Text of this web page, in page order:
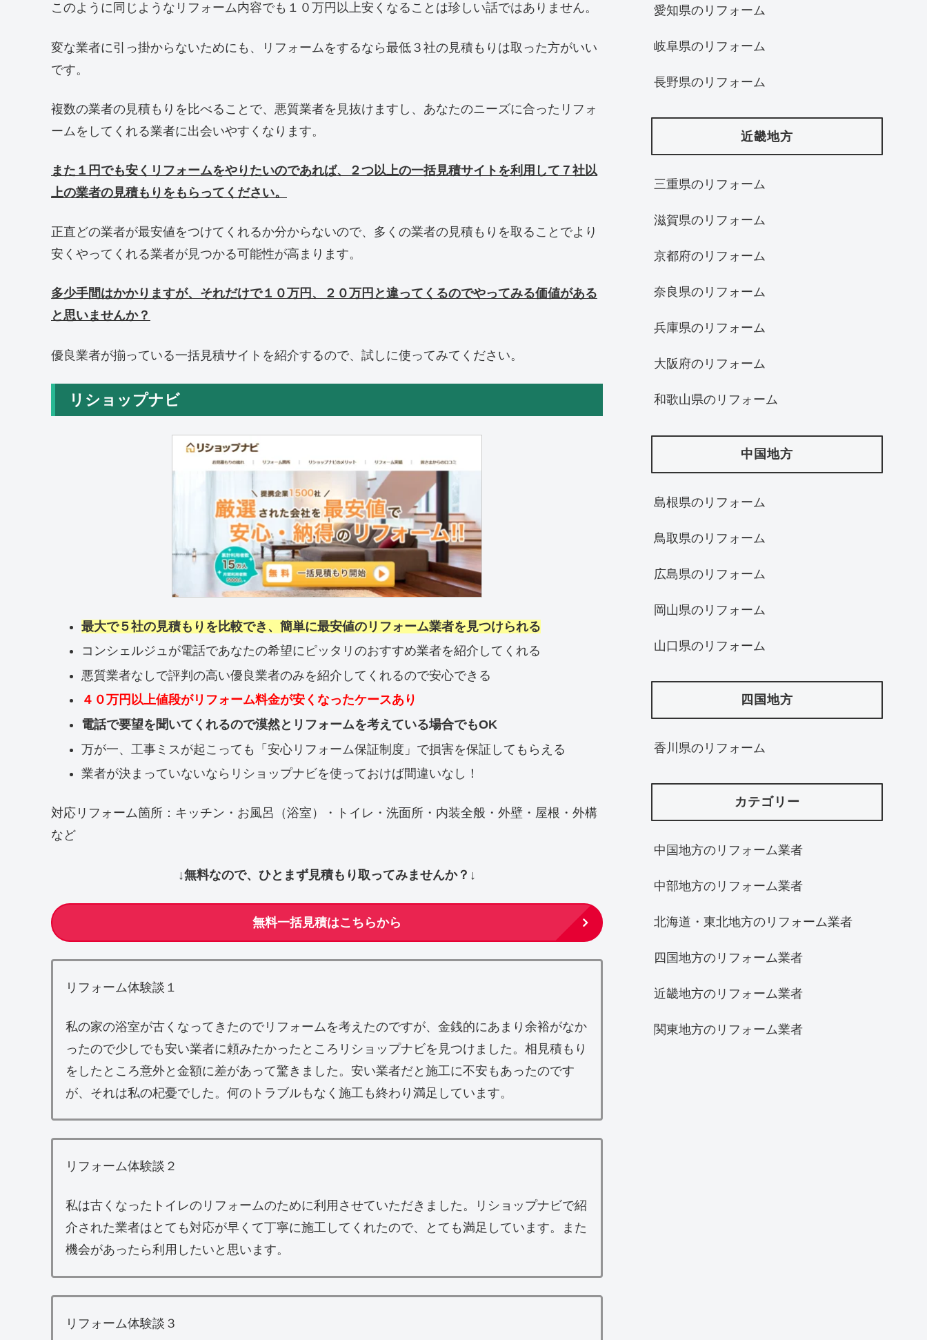
このように同じようなリフォーム内容でも１０万円以上安くなることは珍しい話ではありません。
変な業者に引っ掛からないためにも、リフォームをするなら最低３社の見積もりは取った方がいい
です。
複数の業者の見積もりを比べることで、悪質業者を見抜けますし、あなたのニーズに合ったリフォ
ームをしてくれる業者に出会いやすくなります。
また１円でも安くリフォームをやりたいのであれば、２つ以上の一括見積サイトを利用して７社以
上の業者の見積もりをもらってください。
正直どの業者が最安値をつけてくれるか分からないので、多くの業者の見積もりを取ることでより
安くやってくれる業者が見つかる可能性が高まります。
多少手間はかかりますが、それだけで１０万円、２０万円と違ってくるのでやってみる価値がある
と思いませんか？
優良業者が揃っている一括見積サイトを紹介するので、試しに使ってみてください。
リショップナビ
最大で５社の見積もりを比較でき、簡単に最安値のリフォーム業者を見つけられる
コンシェルジュが電話であなたの希望にピッタリのおすすめ業者を紹介してくれる
悪質業者なしで評判の高い優良業者のみを紹介してくれるので安心できる
４０万円以上値段がリフォーム料金が安くなったケースあり
電話で要望を聞いてくれるので漠然とリフォームを考えている場合でもOK
万が一、工事ミスが起こっても「安心リフォーム保証制度」で損害を保証してもらえる
業者が決まっていないならリショップナビを使っておけば間違いなし！
対応リフォーム箇所：キッチン・お風呂（浴室）・トイレ・洗面所・内装全般・外壁・屋根・外構
など
↓無料なので、ひとまず見積もり取ってみませんか？↓
無料一括見積はこちらから
リフォーム体験談１
私の家の浴室が古くなってきたのでリフォームを考えたのですが、金銭的にあまり余裕がなか
ったので少しでも安い業者に頼みたかったところリショップナビを見つけました。相見積もり
をしたところ意外と金額に差があって驚きました。安い業者だと施工に不安もあったのです
が、それは私の杞憂でした。何のトラブルもなく施工も終わり満足しています。
リフォーム体験談２
私は古くなったトイレのリフォームのために利用させていただきました。リショップナビで紹
介された業者はとても対応が早くて丁寧に施工してくれたので、とても満足しています。また
機会があったら利用したいと思います。
リフォーム体験談３
愛知県のリフォーム
岐阜県のリフォーム
長野県のリフォーム
近畿地方
三重県のリフォーム
滋賀県のリフォーム
京都府のリフォーム
奈良県のリフォーム
兵庫県のリフォーム
大阪府のリフォーム
和歌山県のリフォーム
中国地方
島根県のリフォーム
鳥取県のリフォーム
広島県のリフォーム
岡山県のリフォーム
山口県のリフォーム
四国地方
香川県のリフォーム
カテゴリー
中国地方のリフォーム業者
中部地方のリフォーム業者
北海道・東北地方のリフォーム業者
四国地方のリフォーム業者
近畿地方のリフォーム業者
関東地方のリフォーム業者